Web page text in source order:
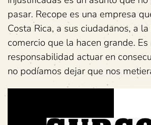
pasar. Recope es una empresa
Costa Rica, a sus ciudadanos, a
comercio que la hacen grande. Es
responsabilidad actuar en
no podíamos dejar que nos